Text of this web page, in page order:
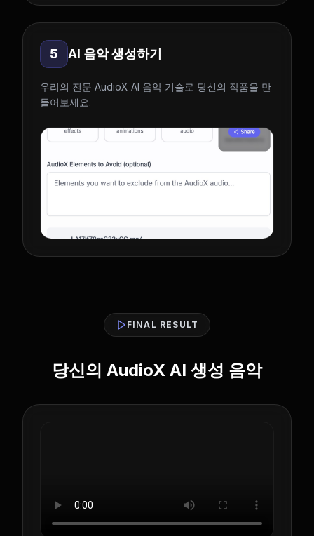
5 AI 음악 생성하기
우리의 전문 AudioX AI 음악 기술로 당신의 작품을 만
들어보세요.
FINAL RESULT
당신의 AudioX AI 생성 음악